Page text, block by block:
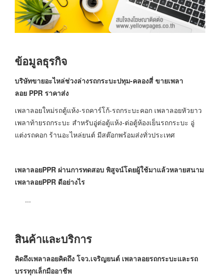
ข้อมูลธุรกิจ
บริษัทขายอะไหล่ช่วงล่างรถกระบะปทุม-คลองสี่ ขายเพลา
ลอย PPR ราคาส่ง
เพลาลอยใหม่รถตู้แห้ง-รถคาร์โก้-รถกระบะคอก เพลาลอยหัวยาว
เพลาท้ายรถกระบะ สำหรับอู่ต่อตู้แห้ง-ต่อตู้ห้องเย็นรถกระบะ อู่
แต่งรถคอก ร้านอะไหล่ยนต์ มีสต๊อกพร้อมส่งทั่วประเทศ
เพลาลอยPPR ผ่านการทดสอบ พิสูจน์โดยผู้ใช้มาแล้วหลายสนาม
เพลาลอยPPR ดีอย่างไร
...
สินค้าและบริการ
คิดถึงเพลาลอยคิดถึง โจว.เจริญยนต์ เพลาลอยรถกระบะและรถ
บรรทุกเล็กมืออาชีพ